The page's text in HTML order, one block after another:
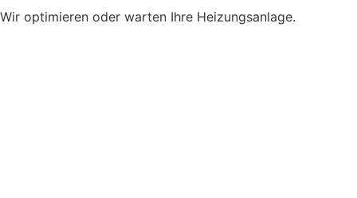
Wir optimieren oder warten Ihre Heizungsanlage.